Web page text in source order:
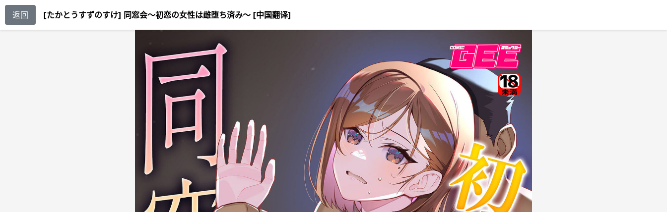
返回 [たかとうすずのすけ] 同窓会〜初恋の女性は雌堕ち済み〜 [中国翻译]